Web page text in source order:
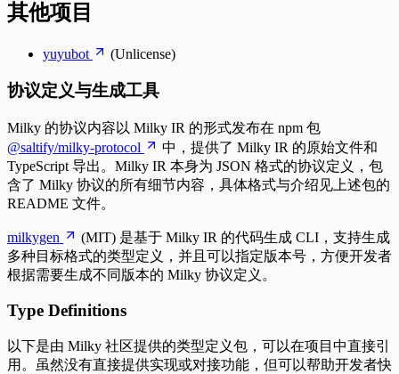
其他项目
yuyubot (Unlicense)
协议定义与生成工具
Milky 的协议内容以 Milky IR 的形式发布在 npm 包
@saltify/milky-protocol
中，提供了 Milky IR 的原始文件和
TypeScript 导出。Milky IR 本身为 JSON 格式的协议定义，包
含了 Milky 协议的所有细节内容，具体格式与介绍见上述包的
README 文件。
milkygen
(MIT) 是基于 Milky IR 的代码生成 CLI，支持生成
多种目标格式的类型定义，并且可以指定版本号，方便开发者
根据需要生成不同版本的 Milky 协议定义。
Type Definitions
以下是由 Milky 社区提供的类型定义包，可以在项目中直接引
用。虽然没有直接提供实现或对接功能，但可以帮助开发者快